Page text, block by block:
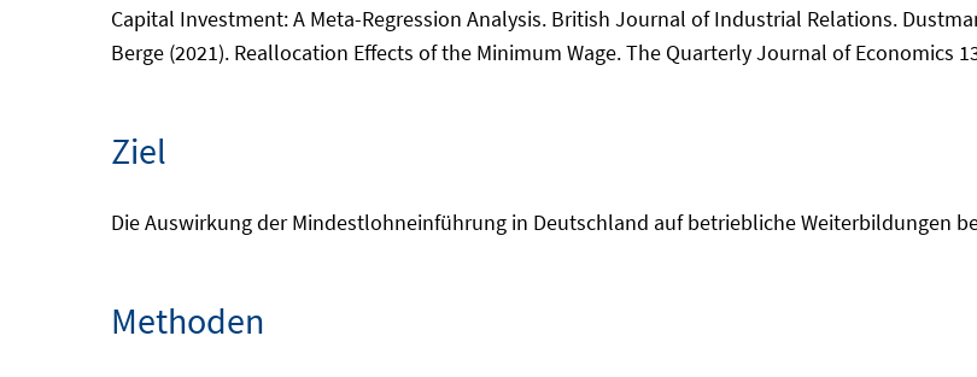
Capital Investment: A Meta-Regression Analysis. British Journal of Industrial Relations.
Berge (2021). Reallocation Effects of the Minimum Wage. The Quarterly Journal of Economics
Ziel
Die Auswirkung der Mindestlohneinführung in Deutschland auf betriebliche Weiterbildungen
Methoden